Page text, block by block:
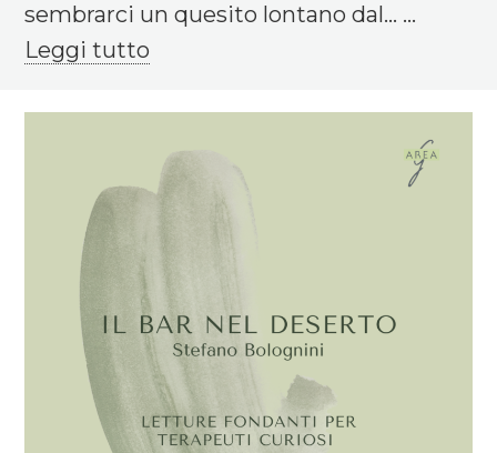
sembrarci un quesito lontano dal... ...
Leggi tutto